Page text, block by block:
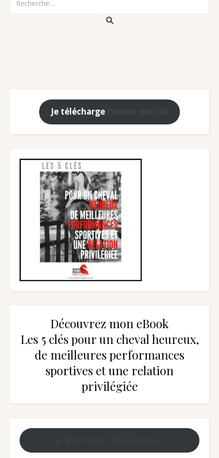
Je télécharge
Découvrez mon eBook
Les 5 clés pour un cheval heureux,
de meilleures performances
sportives et une relation
privilégiée